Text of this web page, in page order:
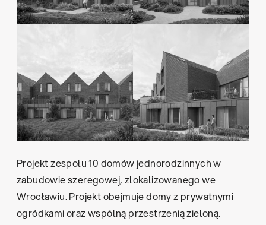
Projekt zespołu 10 domów jednorodzinnych w
zabudowie szeregowej, zlokalizowanego we
Wrocławiu. Projekt obejmuje domy z prywatnymi
ogródkami oraz wspólną przestrzenią zieloną.